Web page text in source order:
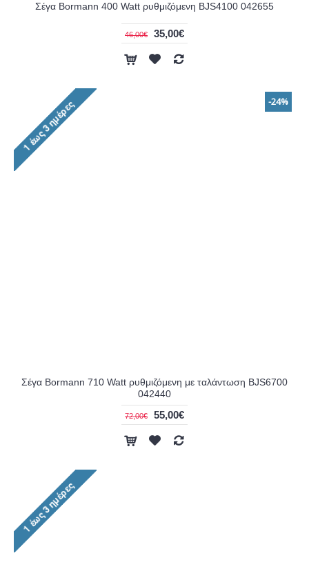
Σέγα Bormann 400 Watt ρυθμιζόμενη BJS4100 042655
46,00€ 35,00€
-24%
Σέγα Bormann 710 Watt ρυθμιζόμενη με ταλάντωση BJS6700
042440
72,00€ 55,00€